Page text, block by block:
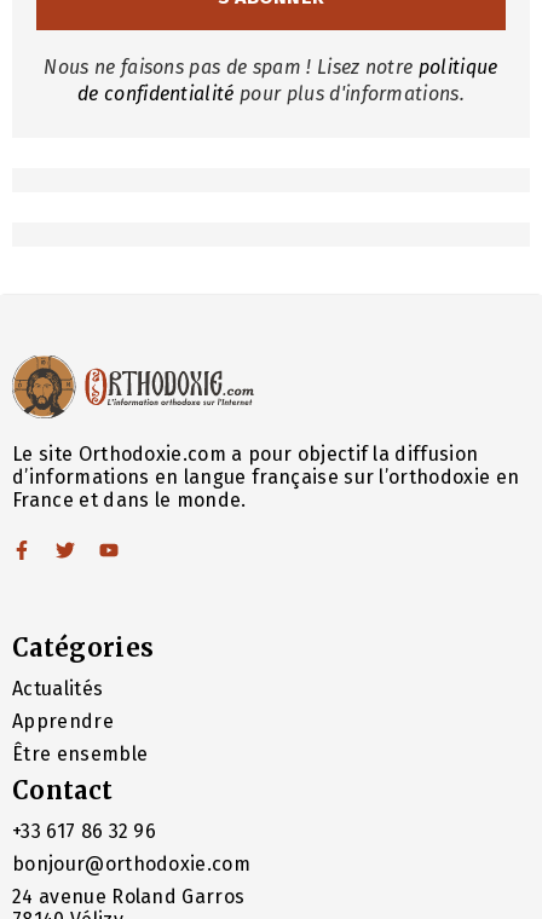
Nous ne faisons pas de spam ! Lisez notre politique
de confidentialité pour plus d'informations.
Le site Orthodoxie.com a pour objectif la diffusion
d’informations en langue française sur l’orthodoxie en
France et dans le monde.
Catégories
Actualités
Apprendre
Être ensemble
Contact
+33 617 86 32 96
bonjour@orthodoxie.com
24 avenue Roland Garros